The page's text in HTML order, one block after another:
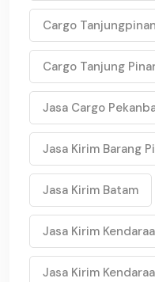
Cargo
Cargo Tanjung
Jasa Cargo
Jasa Kirim Barang
Jasa Kirim Batam
Jasa Kirim
Jasa Kirim